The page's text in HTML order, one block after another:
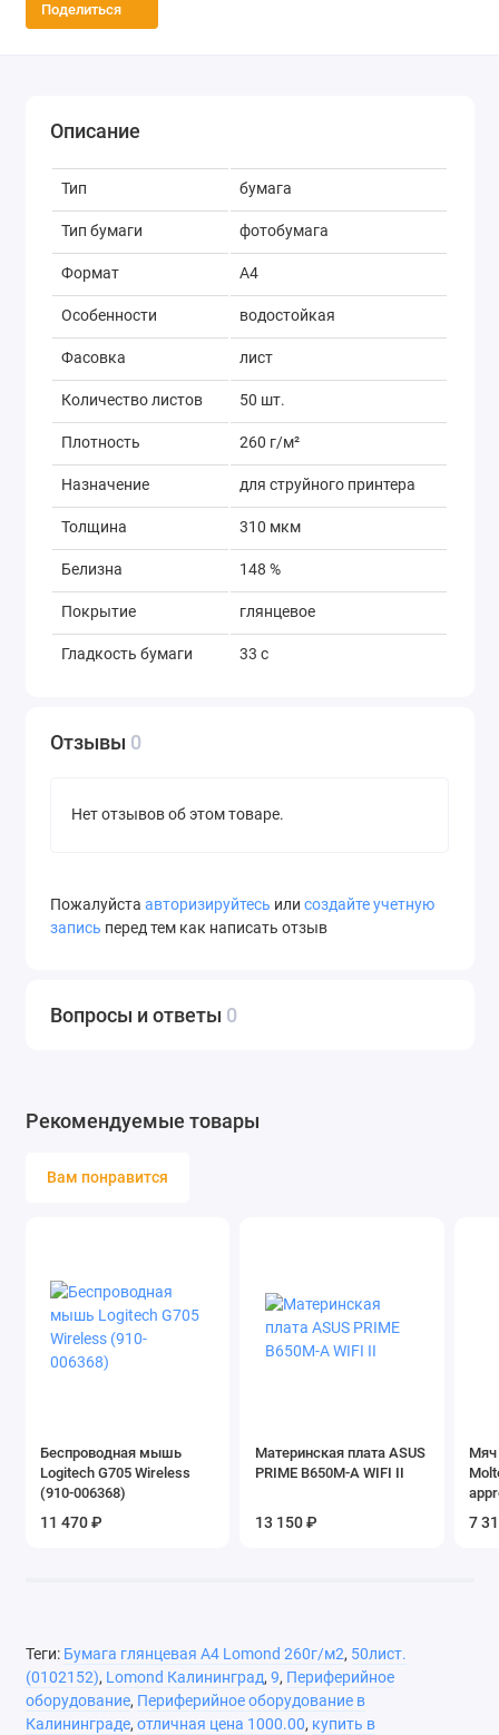
Поделиться
Описание
Тип бумага
Тип бумаги фотобумага
Формат A4
Особенности водостойкая
Фасовка лист
Количество листов 50 шт.
Плотность 260 г/м²
Назначение для струйного принтера
Толщина 310 мкм
Белизна 148 %
Покрытие глянцевое
Гладкость бумаги 33 c
Отзывы 0
Нет отзывов об этом товаре.
Пожалуйста авторизируйтесь или создайте учетную
запись перед тем как написать отзыв
Вопросы и ответы 0
Рекомендуемые товары
Вам понравится
Беспроводная мышь
Logitech G705 Wireless
(910-006368)
11 470 ₽
Материнская плата ASUS
PRIME B650M-A WIFI II
13 150 ₽
Мяч
7
Теги: Бумага глянцевая A4 Lomond 260г/м2, 50лист.
(0102152), Lomond Калининград, 9, Периферийное
оборудование, Периферийное оборудование в
Калининграде, отличная цена 1000.00, купить в